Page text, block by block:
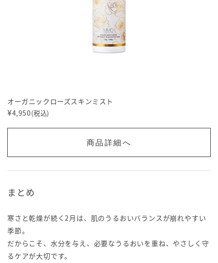
オーガニックローズスキンミスト
¥4,950(税込)
商品詳細へ
まとめ
寒さと乾燥が続く2月は、肌のうるおいバランスが崩れやすい
季節。
だからこそ、水分を与え、必要なうるおいを重ね、やさしく守
るケアが大切です。